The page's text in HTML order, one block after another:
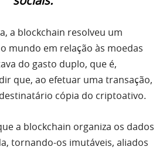
a blockchain resolveu um
mundo em relação às moedas
do gasto duplo, que é,
que, ao efetuar uma transação,
cópia do criptoativo.
a blockchain organiza os dados
tornando-os imutáveis, aliados